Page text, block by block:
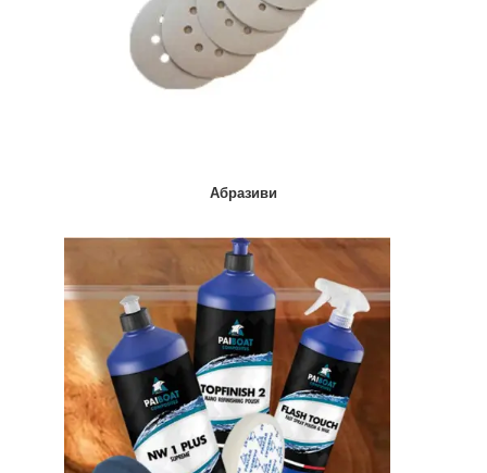
Абразиви